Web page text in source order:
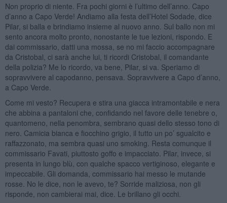
Non proprio di niente. Fra pochi giorni è l’ultimo dell’anno. Capo
d’anno a Capo Verde! Andiamo alla festa dell’Hotel Sodade, dice
Pilar, si balla e brindiamo insieme al nuovo anno. Sul ballo non mi
sento ancora molto pronto, nonostante le tue lezioni, rispondo. E
dai commissario, datti una mossa, se no mi faccio accompagnare
da Cristobal, ci sarà anche lui, ti ricordi Cristobal, il comandante
della polizia? Me lo ricordo, va bene, Pilar, si va. Speriamo di
sopravvivere al capodanno, pensava. Sopravvivere a Capo d’anno,
a Capo Verde.
Come mi vesto? Recupera e stira una giacca intramontabile e nera
che abbina a pantaloni che, confidando nel favore delle tenebre o,
quantomeno, nella penombra, sembrano quasi dello stesso tono di
nero. Camicia bianca e fiocchino grigio, il tutto un po’ sgualcito e
raffazzonato, ma sembra quasi uno smoking. Resta comunque il
commissario Favati, piuttosto goffo e impacciato. Pilar, invece, si
presenta in lungo blù, con qualche spacco vertiginoso, elegante e
impeccabile. Gli domanda, commissario hai messo le mutande
rosse. No le dice, non le avevo, te? Sorride maliziosa, non gli
risponde, non cambierai mai, dice. Le brillano gli occhi.